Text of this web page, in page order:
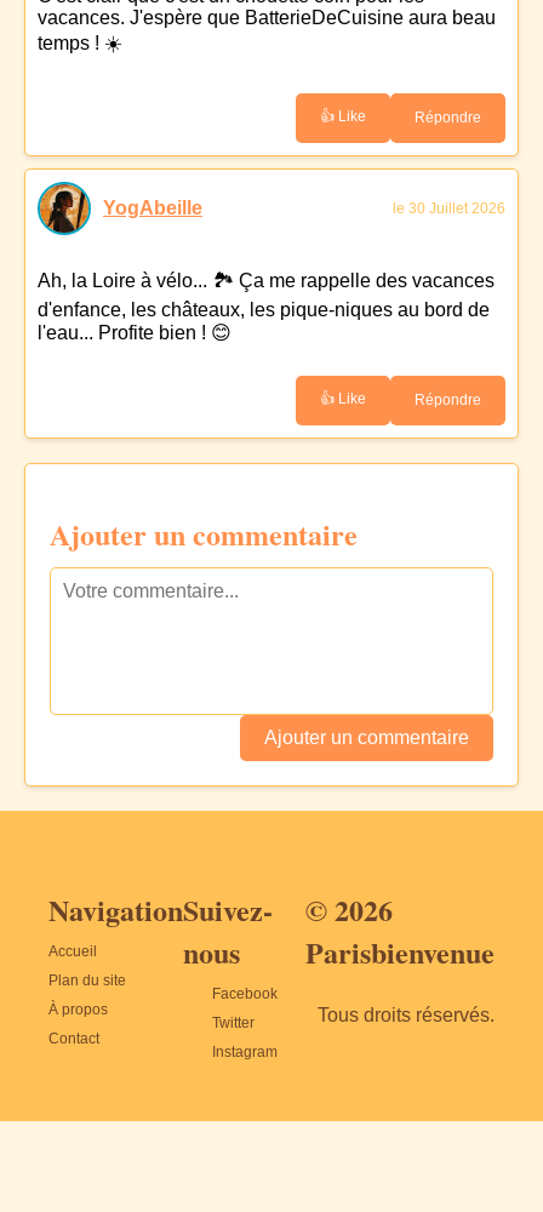
vacances. J'espère que BatterieDeCuisine aura beau
temps ! ☀️
👍 Like Répondre
YogAbeille le 30 Juillet 2026
Ah, la Loire à vélo... 🏞️ Ça me rappelle des vacances
d'enfance, les châteaux, les pique-niques au bord de
l'eau... Profite bien ! 😊
👍 Like Répondre
Ajouter un commentaire
Ajouter un commentaire
Navigation
Accueil
Plan du site
À propos
Contact
Suivez-
nous
Facebook
Twitter
Instagram
© 2026
Parisbienvenue
Tous droits réservés.